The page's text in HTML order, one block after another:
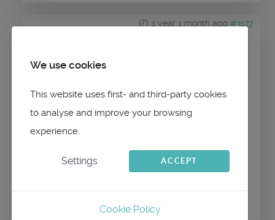
1 year 1 month ago #3177
on topicFormat saildef sailselect
Histoire de copier coller, C'est-à-dire ?
We use cookies
This website uses first- and third-party cookies
to analyse and improve your browsing
experience.
Settings ACCEPT
Cookie Policy